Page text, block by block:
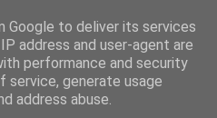
Google to deliver its services
address and user-agent are
performance and security
generate usage
address abuse.